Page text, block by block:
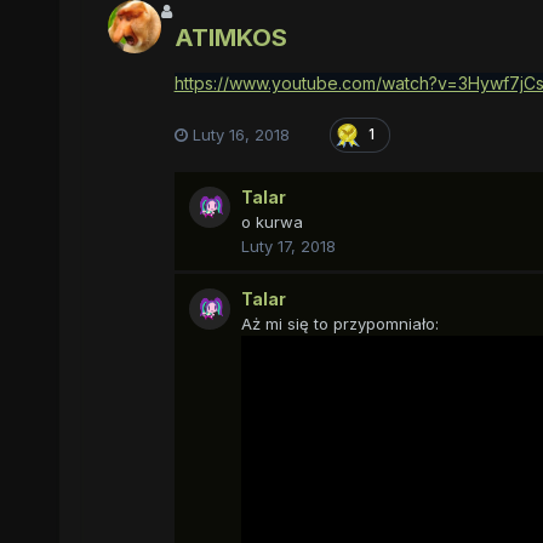
ATIMKOS
https://www.youtube.com/
Luty 16, 2018 1
Talar
o kurwa
Luty 17, 2018
Talar
Aż mi się to przypomniało: